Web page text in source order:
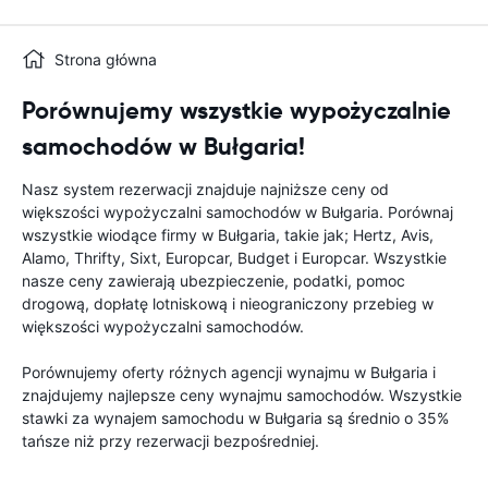
Strona główna
Porównujemy wszystkie wypożyczalnie
samochodów w Bułgaria!
Nasz system rezerwacji znajduje najniższe ceny od
większości wypożyczalni samochodów w Bułgaria. Porównaj
wszystkie wiodące firmy w Bułgaria, takie jak; Hertz, Avis,
Alamo, Thrifty, Sixt, Europcar, Budget i Europcar. Wszystkie
nasze ceny zawierają ubezpieczenie, podatki, pomoc
drogową, dopłatę lotniskową i nieograniczony przebieg w
większości wypożyczalni samochodów.
Porównujemy oferty różnych agencji wynajmu w Bułgaria i
znajdujemy najlepsze ceny wynajmu samochodów. Wszystkie
stawki za wynajem samochodu w Bułgaria są średnio o 35%
tańsze niż przy rezerwacji bezpośredniej.